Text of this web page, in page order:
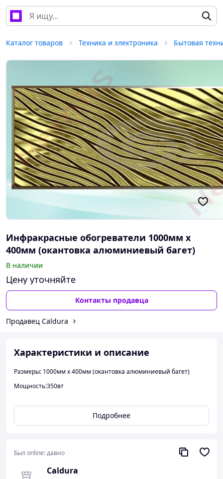
Каталог товаров Техника и электроника Бытовая
Инфракрасные обогреватели 1000мм х
400мм (окантовка алюминиевый багет)
В наличии
Цену уточняйте
Контакты продавца
Продавец Caldura
Характеристики и описание
Размеры: 1000мм х 400мм (окантовка алюминиевый багет)
Мощность:350вт
Подробнее
Был online:давно
Caldura